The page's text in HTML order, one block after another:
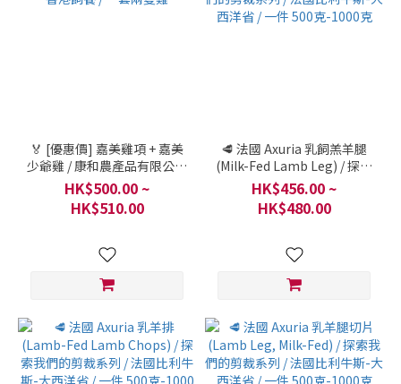
🏅 [優惠價] 嘉美雞項 + 嘉美
少爺雞 / 康和農產品有限公司
/ 香港飼養 / 一套兩隻雞
HK$500.00 ~
HK$510.00
🥩 法國 Axuria 乳飼羔羊腿
(Milk-Fed Lamb Leg) / 探索
我們的剪裁系列 / 法國比利牛
斯-大西洋省 / 一件 500
克-1000克
HK$456.00 ~
HK$480.00